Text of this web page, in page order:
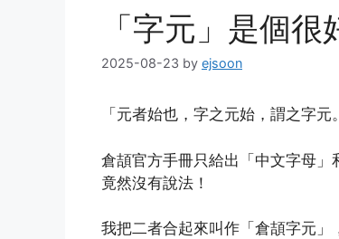
「字元」是個
2025-08-23 by ejsoon
「元者始也，字之元始，謂之字元
倉頡官方手冊只給出「中文字母
竟然沒有說法！
我把二者合起來叫作「倉頡字元